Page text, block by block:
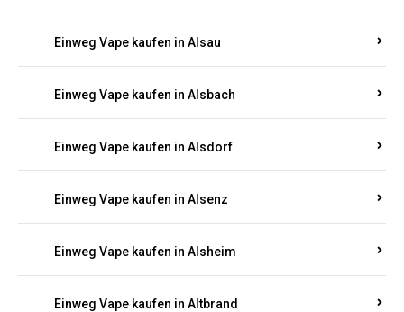
Einweg Vape kaufen in Alsau
Einweg Vape kaufen in Alsbach
Einweg Vape kaufen in Alsdorf
Einweg Vape kaufen in Alsenz
Einweg Vape kaufen in Alsheim
Einweg Vape kaufen in Altbrand